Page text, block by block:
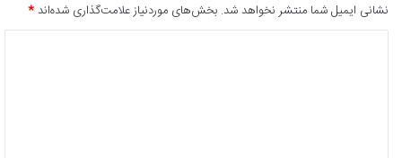
نشانی ایمیل شما منتشر نخواهد شد. بخش‌های موردنیاز علامت‌گذاری شده‌اند*